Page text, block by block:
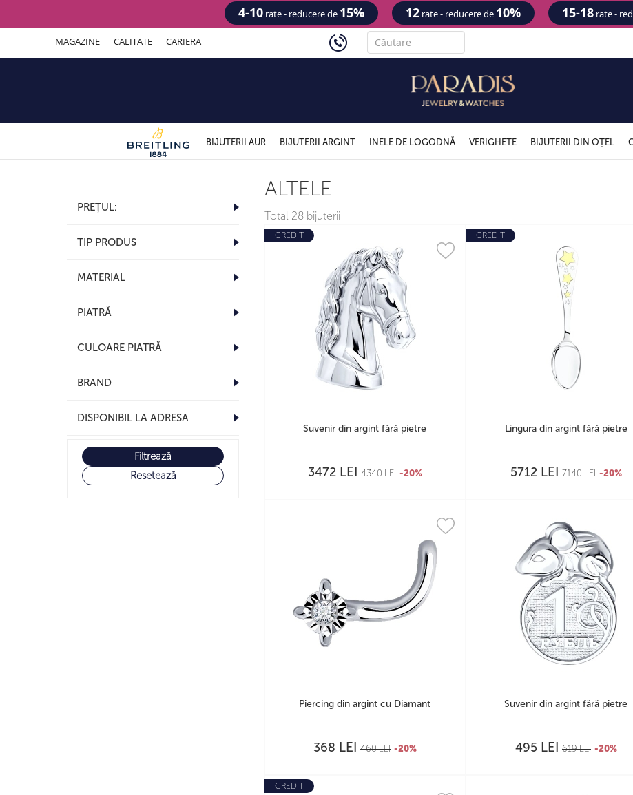
4-10rate - reducere de 15% 12rate - reducere de 10% 15-18rate -
MAGAZINE CALITATE CARIERA '
BIJUTERII AUR BIJUTERII ARGINT INELE DE LOGODNĂ VERIGHETE BIJUTERII DIN OȚEL
PREȚUL:
TIP PRODUS
MATERIAL
PIATRĂ
CULOARE PIATRĂ
BRAND
DISPONIBIL LA ADRESA
Filtrează
Resetează
ALTELE
Total 28 bijuterii
CREDIT
Suvenir din argint fără pietre
3472 LEI 4340LEI -20%
CREDIT
Lingura din argint fără pietre
5712 LEI 7140LEI -20%
Piercing din argint cu Diamant
368 LEI 460LEI -20%
Suvenir din argint fără pietre
495 LEI 619LEI -20%
CREDIT